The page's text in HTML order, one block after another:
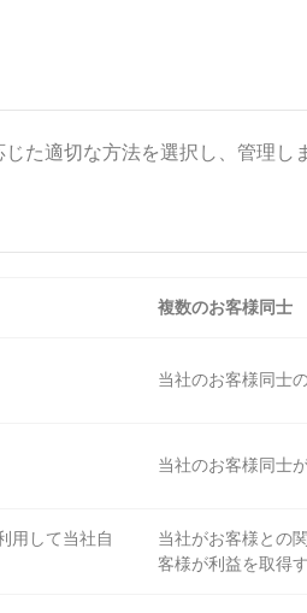
た適切な方法を選択し、管理し
複数のお客様同士
当社のお客様同士
当社のお客様同士
用して当社自
当社がお客様との
客様が利益を取得